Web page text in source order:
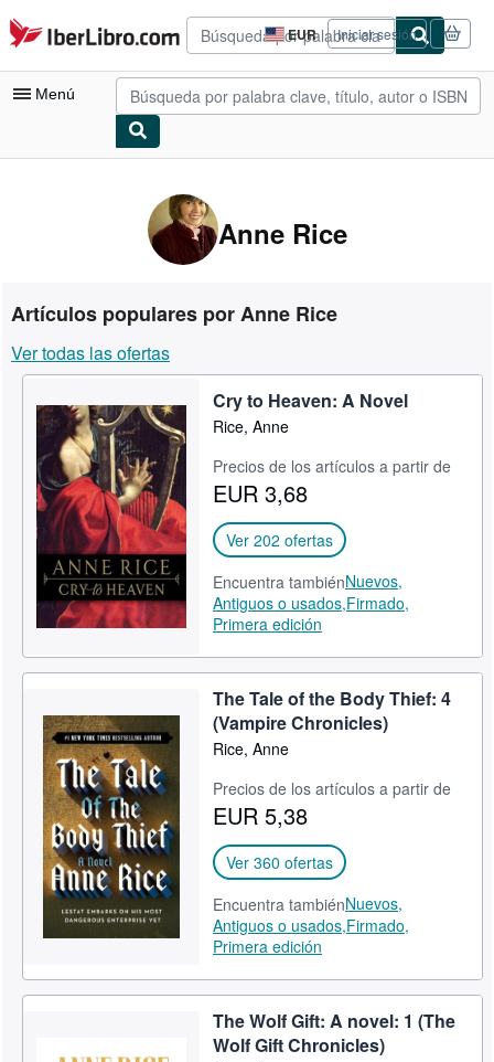
Pasar al contenido principal
IberLibro.com EUR
Preferencias
de
compra
del
Iniciar sesión
Menú
Consultar mis pedidos
Búsqueda avanzada
Libros antiguos
Arte y coleccionismo
Vendedores
Comenzar a vender
Ayuda
CERRAR
Anne Rice
Artículos populares por Anne Rice
Ver todas las ofertas
Cry to Heaven: A Novel
Rice, Anne
Precios de los artículos a partir de
EUR 3,68
Ver 202 ofertas
Encuentra tambiénNuevos,
Antiguos o usados,Firmado,
Primera edición
The Tale of the Body Thief: 4
(Vampire Chronicles)
Rice, Anne
Precios de los artículos a partir de
EUR 5,38
Ver 360 ofertas
Encuentra tambiénNuevos,
Antiguos o usados,Firmado,
Primera edición
The Wolf Gift: A novel: 1 (The
Wolf Gift Chronicles)